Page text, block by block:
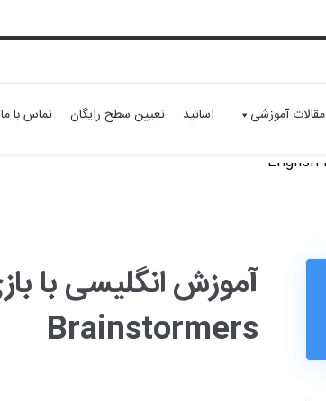
مقالات آموزشی اساتید تعیین سطح رایگان تماس با ما
Brainstormers